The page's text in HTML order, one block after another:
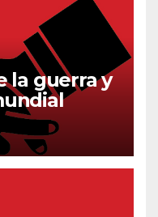
la guerra y